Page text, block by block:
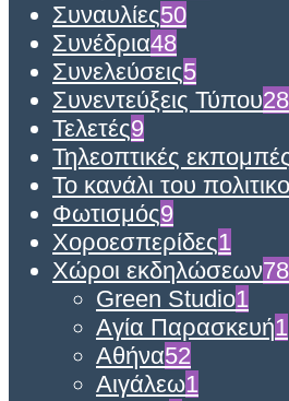
Συναυλίες50
Συνέδρια48
Συνελεύσεις5
Συνεντεύξεις Τύπου28
Τελετές9
Τηλεοπτικές
Το κανάλι του
Φωτισμός9
Χοροεσπερίδες1
Χώροι εκδηλώσεων78
Green Studio1
Αγία Παρασκευή1
Αθήνα52
Αιγάλεω1